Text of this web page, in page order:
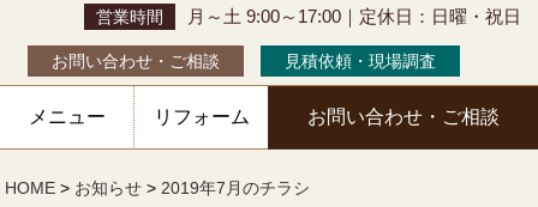
営業時間 月～土 9:00～17:00｜定休日：日曜・祝日
お問い合わせ・ご相談 見積依頼・現場調査
メニュー リフォーム お問い合わせ・ご相談
HOME > お知らせ > 2019年7月のチラシ